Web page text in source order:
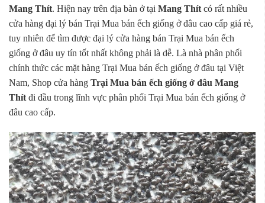
Mang Thít. Hiện nay trên địa bàn ở tại Mang Thít có rất nhiều
cửa hàng đại lý bán Trại Mua bán ếch giống ở đâu cao cấp giá rẻ,
tuy nhiên để tìm được đại lý cửa hàng bán Trại Mua bán ếch
giống ở đâu uy tín tốt nhất không phải là dễ. Là nhà phân phối
chính thức các mặt hàng Trại Mua bán ếch giống ở đâu tại Việt
Nam, Shop cửa hàng Trại Mua bán ếch giống ở đâu Mang
Thít đi đầu trong lĩnh vực phân phối Trại Mua bán ếch giống ở
đâu cao cấp.